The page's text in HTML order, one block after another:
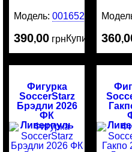
Модель:0016522
390,00 грнКупить 360,
Фигурка
SoccerStarz
Брэдли 2026
ФК
Ливерпуль